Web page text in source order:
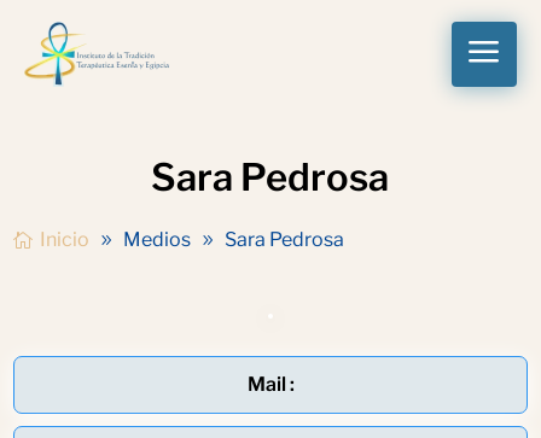
a
Sara Pedrosa
Inicio Medios Sara Pedrosa
Mail :